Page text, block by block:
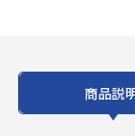
商品説